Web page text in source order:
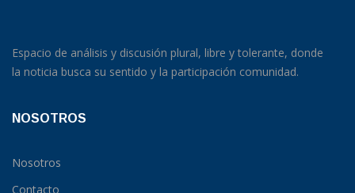
Espacio de análisis y discusión plural, libre y tolerante, donde
la noticia busca su sentido y la participación comunidad.
NOSOTROS
Nosotros
Contacto